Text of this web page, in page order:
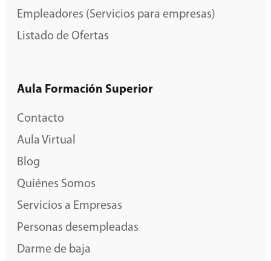
Empleadores (Servicios para empresas)
Listado de Ofertas
Aula Formación Superior
Contacto
Aula Virtual
Blog
Quiénes Somos
Servicios a Empresas
Personas desempleadas
Darme de baja